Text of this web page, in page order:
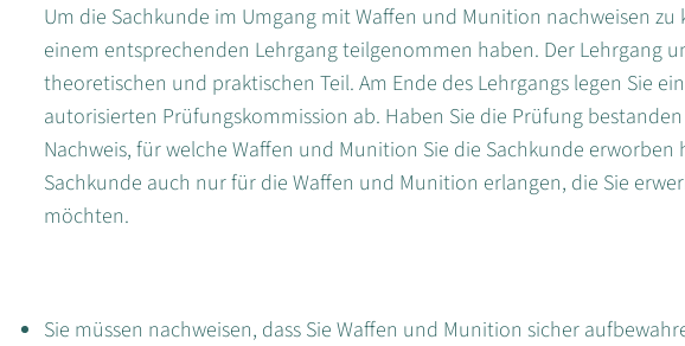
Um die Sachkunde im Umgang mit Waffen und Munition nachweisen zu
einem entsprechenden Lehrgang teilgenommen haben. Der Lehrgang
theoretischen und praktischen Teil. Am Ende des Lehrgangs legen Sie
autorisierten Prüfungskommission ab. Haben Sie die Prüfung
Nachweis, für welche Waffen und Munition Sie die Sachkunde erworben
Sachkunde auch nur für die Waffen und Munition erlangen, die Sie
möchten.
Sie müssen nachweisen, dass Sie Waffen und Munition sicher